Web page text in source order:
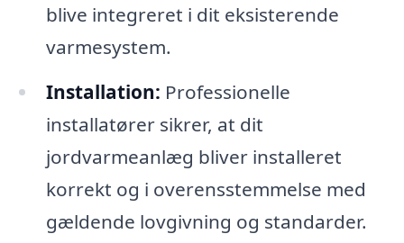
blive integreret i dit eksisterende
varmesystem.
Installation: Professionelle
installatører sikrer, at dit
jordvarmeanlæg bliver installeret
korrekt og i overensstemmelse med
gældende lovgivning og standarder.